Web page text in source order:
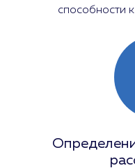
способности